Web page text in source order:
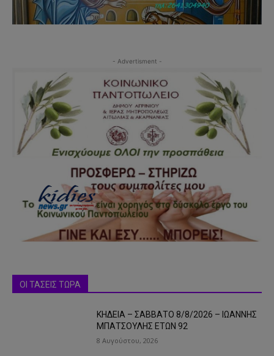
- Advertisment -
ΟΙ ΤΑΣΕΙΣ ΤΩΡΑ
ΚΗΔΕΙΑ – ΣΑΒΒΑΤΟ 8/8/2026 – ΙΩΑΝΝΗΣ
ΜΠΑΤΣΟΥΛΗΣ ΕΤΩΝ 92
8 Αυγούστου, 2026